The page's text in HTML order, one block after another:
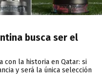
busca ser el
con la historia en Qatar: si
y será la única selección